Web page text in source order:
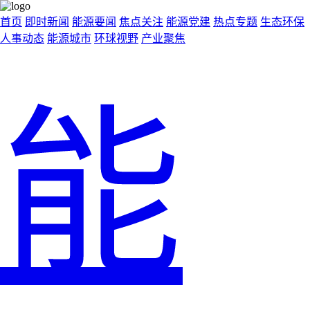
首页 即时新闻 能源要闻 焦点关注 能源党建 热点专题 生态环保
人事动态 能源城市 环球视野 产业聚焦
能